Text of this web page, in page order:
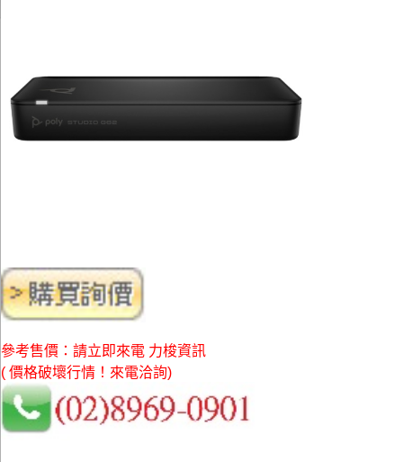
參考售價：請立即來電 力梭資訊
( 價格破壞行情！來電洽詢)